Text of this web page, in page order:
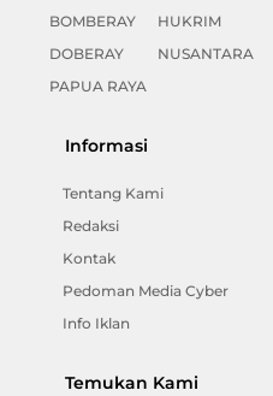
BOMBERAY
DOBERAY
PAPUA RAYA
HUKRIM
NUSANTARA
Informasi
Tentang Kami
Redaksi
Kontak
Pedoman Media Cyber
Info Iklan
Temukan Kami